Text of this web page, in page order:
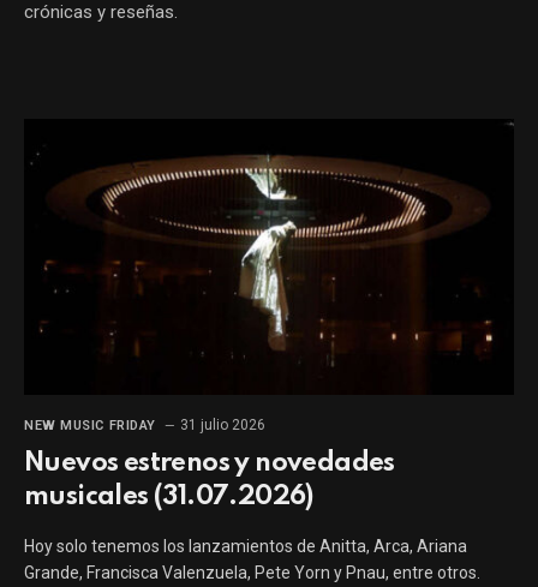
crónicas y reseñas.
NEW MUSIC FRIDAY 31 julio 2026
Nuevos estrenos y novedades
musicales (31.07.2026)
Hoy solo tenemos los lanzamientos de Anitta, Arca, Ariana
Grande, Francisca Valenzuela, Pete Yorn y Pnau, entre otros.